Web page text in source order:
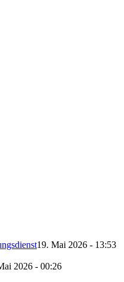
19. Mai 2026 - 13:53
2026 - 00:26